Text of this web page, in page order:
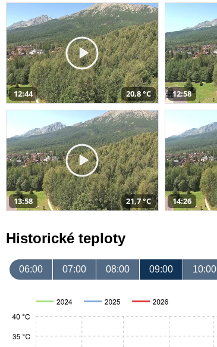
12:44 20,8 °C 12:58
13:58 21,7 °C 14:26
Historické teploty
06:00 07:00 08:00 09:00 10:00